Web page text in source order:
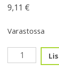
9,11 €
Varastossa
prestavent.